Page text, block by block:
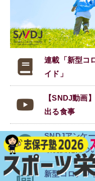
連載「新型コ
イド」
【SNDJ動画
出る食事
SNDJアンケ
環境変化につ
新型コロナウ